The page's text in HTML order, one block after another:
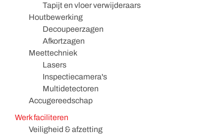
Tapijt en vloer verwijderaars
Houtbewerking
Decoupeerzagen
Afkortzagen
Meettechniek
Lasers
Inspectiecamera's
Multidetectoren
Accugereedschap
Werk faciliteren
Veiligheid & afzetting